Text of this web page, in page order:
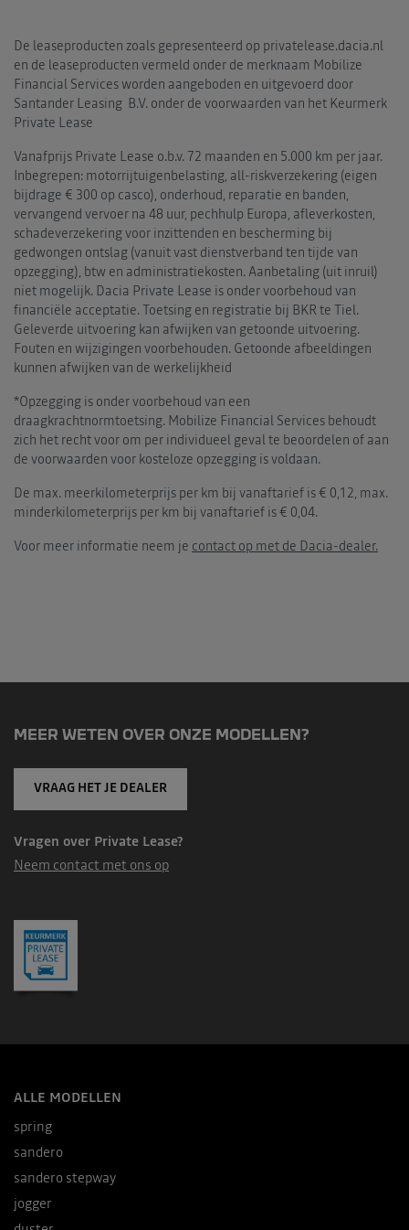
De leaseproducten zoals gepresenteerd op privatelease.dacia.nl
en de leaseproducten vermeld onder de merknaam Mobilize
Financial Services worden aangeboden en uitgevoerd door
Santander Leasing B.V. onder de voorwaarden van het Keurmerk
Private Lease
Vanafprijs Private Lease o.b.v. 72 maanden en 5.000 km per jaar.
Inbegrepen: motorrijtuigenbelasting, all-riskverzekering (eigen
bijdrage € 300 op casco), onderhoud, reparatie en banden,
vervangend vervoer na 48 uur, pechhulp Europa, afleverkosten,
schadeverzekering voor inzittenden en bescherming bij
gedwongen ontslag (vanuit vast dienstverband ten tijde van
opzegging), btw en administratiekosten. Aanbetaling (uit inruil)
niet mogelijk. Dacia Private Lease is onder voorbehoud van
financiële acceptatie. Toetsing en registratie bij BKR te Tiel.
Geleverde uitvoering kan afwijken van getoonde uitvoering.
Fouten en wijzigingen voorbehouden. Getoonde afbeeldingen
kunnen afwijken van de werkelijkheid
*Opzegging is onder voorbehoud van een
draagkrachtnormtoetsing. Mobilize Financial Services behoudt
zich het recht voor om per individueel geval te beoordelen of aan
de voorwaarden voor kosteloze opzegging is voldaan.
De max. meerkilometerprijs per km bij vanaftarief is € 0,12, max.
minderkilometerprijs per km bij vanaftarief is € 0,04.
Voor meer informatie neem je contact op met de Dacia-dealer.
MEER WETEN OVER ONZE MODELLEN?
VRAAG HET JE DEALER
Vragen over Private Lease?
Neem contact met ons op
ALLE MODELLEN
spring
sandero
sandero stepway
jogger